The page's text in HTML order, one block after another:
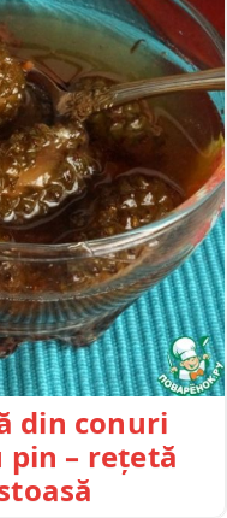
din conuri
pin – rețetă